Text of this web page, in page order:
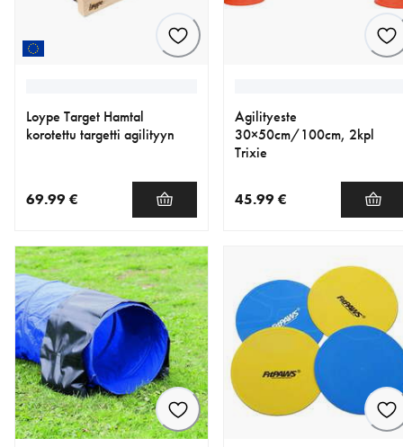
Loype Target Hamtal
korotettu targetti agilityyn
69.99 €
Agilityeste
30×50cm/100cm, 2kpl
Trixie
45.99 €